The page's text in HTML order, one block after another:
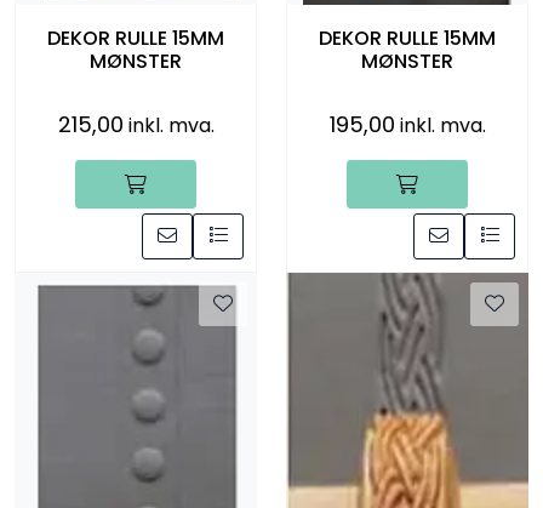
DEKOR RULLE 15MM
MØNSTER
215,00 inkl. mva.
DEKOR RULLE 15MM
MØNSTER
195,00 inkl. mva.